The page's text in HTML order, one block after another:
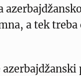
a tek